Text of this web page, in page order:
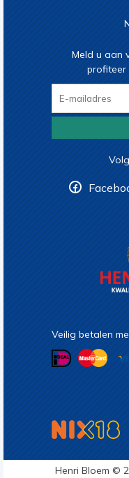
Meld u aan
profiteer
Veilig betalen
Henri Bloem ©